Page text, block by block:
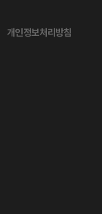
개인정보처리방침